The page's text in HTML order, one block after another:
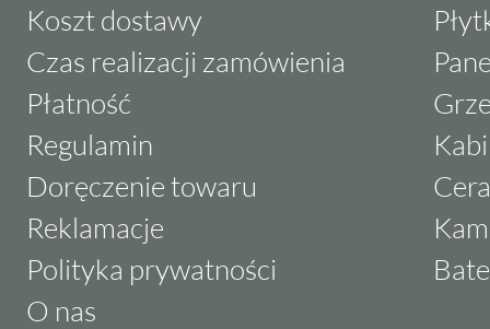
Koszt dostawy
Czas realizacji zamówienia
Płatność
Regulamin
Doręczenie towaru
Reklamacje
Polityka prywatności
O nas